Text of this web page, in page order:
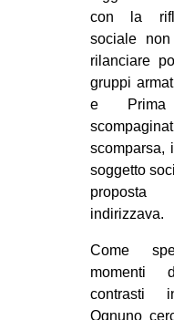
con la
sociale
rilanciare
gruppi
e Prima
scomparsa,
soggetto
indirizzava.
Come
momenti
contrasti
Ognuno